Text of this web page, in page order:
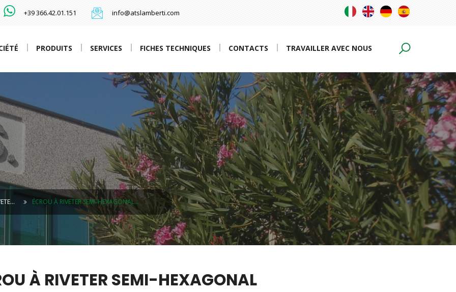
+39 366.42.01.151 info@atslamberti.com
PRODUITS SERVICES FICHES TECHNIQUES CONTACTS TRAVAILLER AVEC NOUS
ÉCROU À RIVETER SEMI-HEXAGONAL…
À RIVETER SEMI-HEXAGONAL